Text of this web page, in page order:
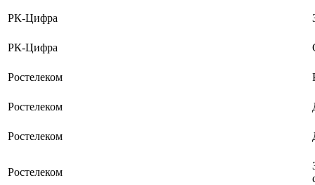
РК-Цифра
РК-Цифра
Ростелеком
Ростелеком
Ростелеком
Ростелеком